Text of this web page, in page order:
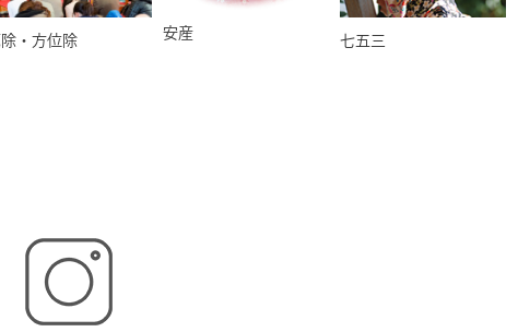
・方位除 安産 七五三